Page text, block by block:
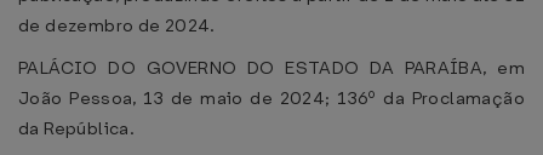
de dezembro de 2024.
PALÁCIO DO GOVERNO DO ESTADO DA PARAÍBA, em
João Pessoa, 13 de maio de 2024; 136º da Proclamação
da República.